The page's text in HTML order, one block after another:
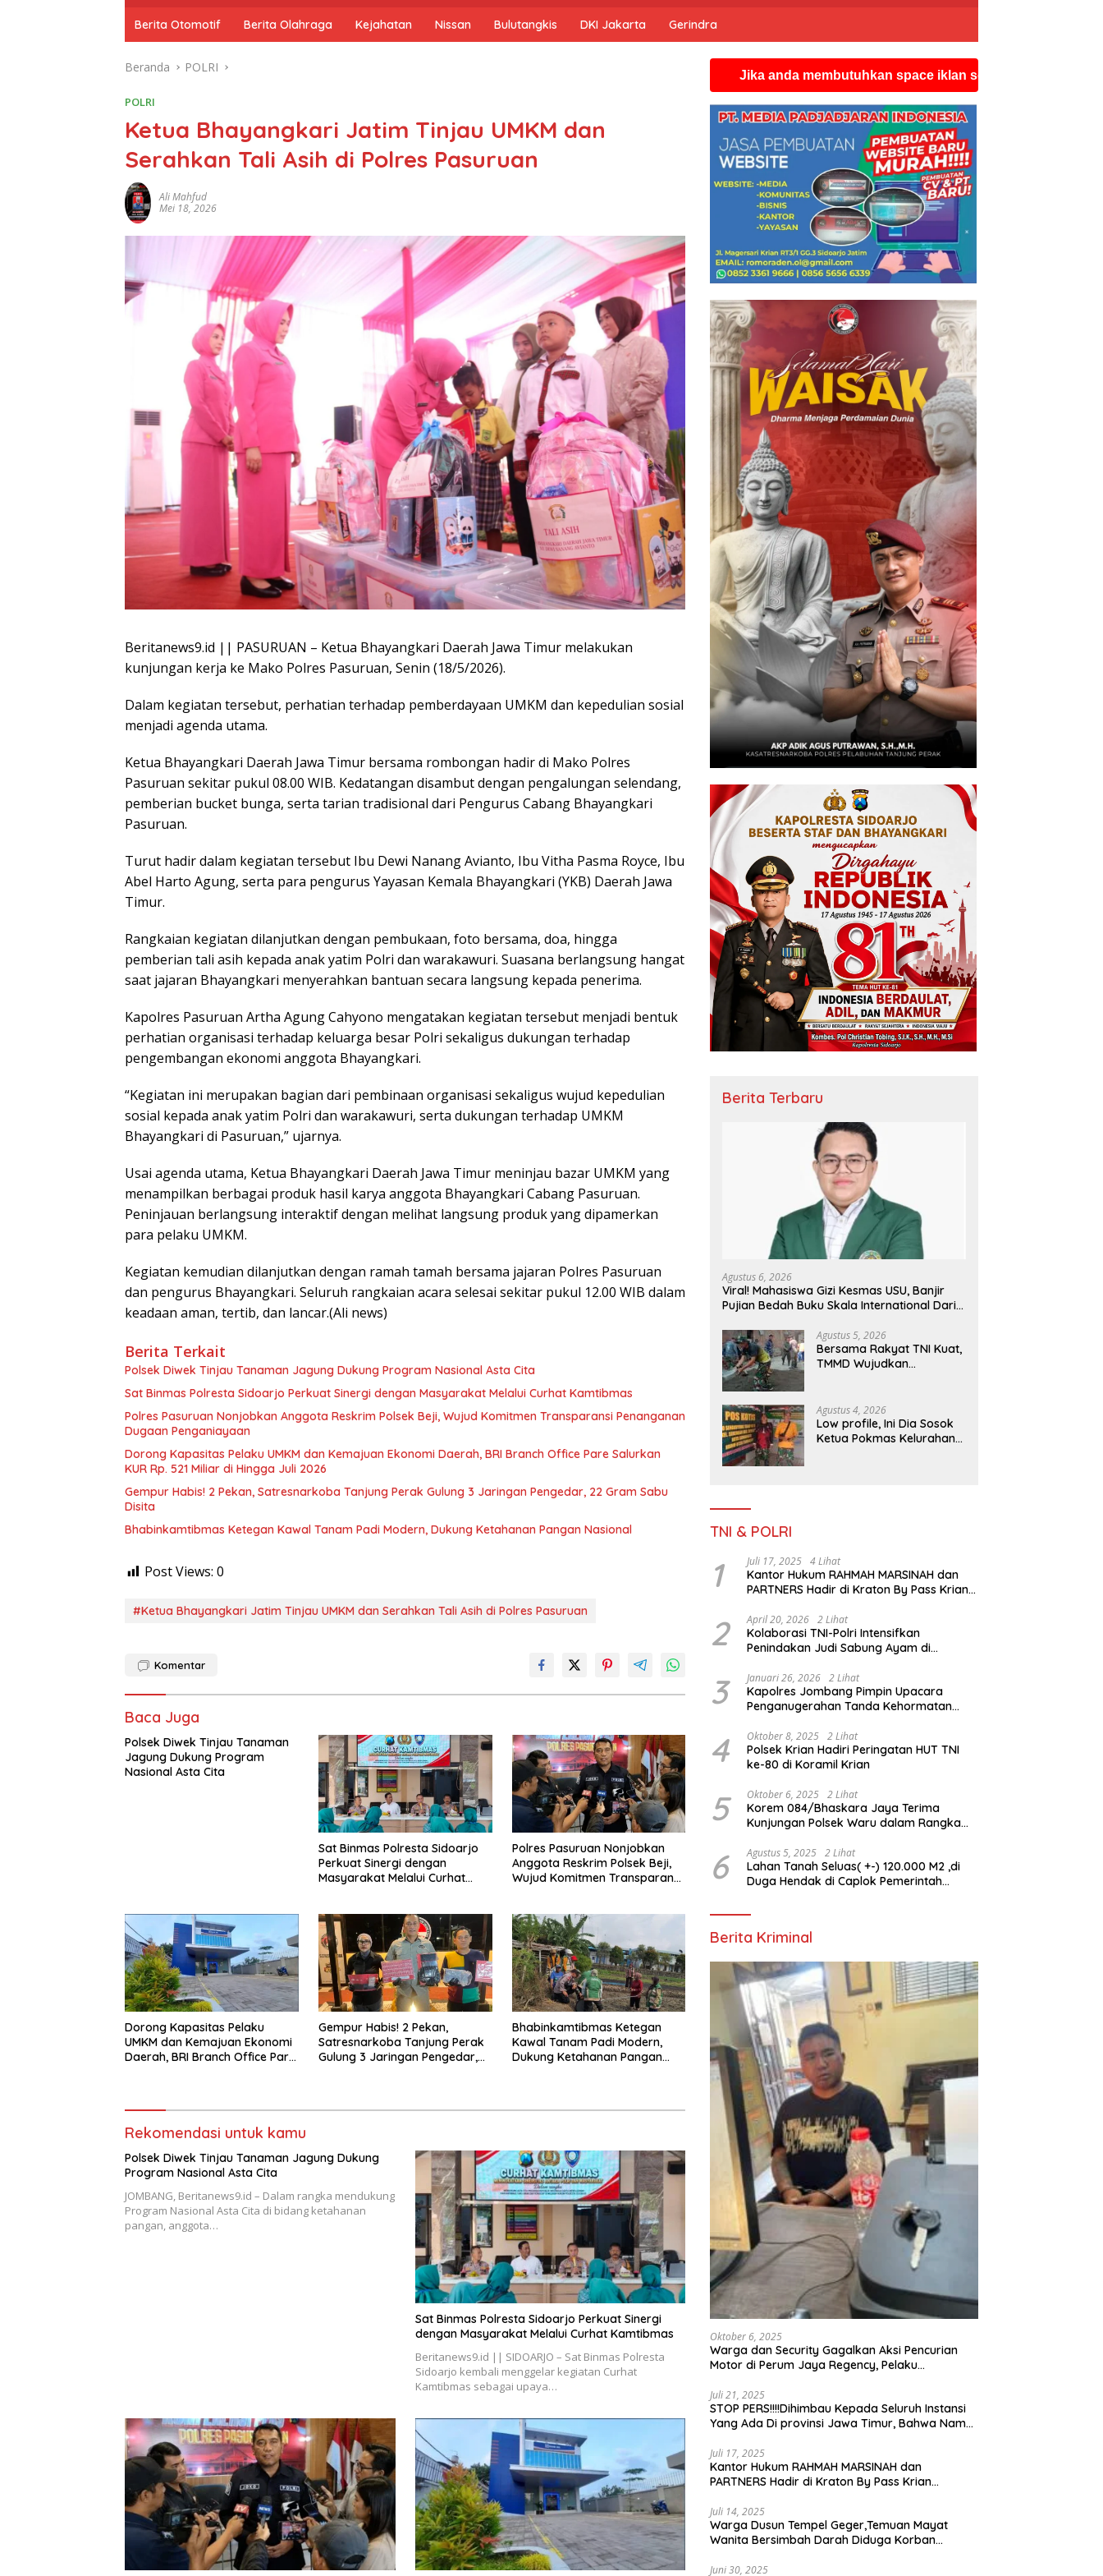
m
e
Berita Otomotif Berita Olahraga Kejahatan Nissan Bulutangkis DKI Jakarta Gerindra
Beranda POLRI
POLRI
Ketua Bhayangkari Jatim Tinjau UMKM dan
Serahkan Tali Asih di Polres Pasuruan
Ali Mahfud
Mei 18, 2026
Beritanews9.id || PASURUAN – Ketua Bhayangkari Daerah Jawa Timur melakukan
kunjungan kerja ke Mako Polres Pasuruan, Senin (18/5/2026).
Dalam kegiatan tersebut, perhatian terhadap pemberdayaan UMKM dan kepedulian sosial
menjadi agenda utama.
Ketua Bhayangkari Daerah Jawa Timur bersama rombongan hadir di Mako Polres
Pasuruan sekitar pukul 08.00 WIB. Kedatangan disambut dengan pengalungan selendang,
pemberian bucket bunga, serta tarian tradisional dari Pengurus Cabang Bhayangkari
Pasuruan.
Turut hadir dalam kegiatan tersebut Ibu Dewi Nanang Avianto, Ibu Vitha Pasma Royce, Ibu
Abel Harto Agung, serta para pengurus Yayasan Kemala Bhayangkari (YKB) Daerah Jawa
Timur.
Rangkaian kegiatan dilanjutkan dengan pembukaan, foto bersama, doa, hingga
pemberian tali asih kepada anak yatim Polri dan warakawuri. Suasana berlangsung hangat
saat jajaran Bhayangkari menyerahkan bantuan secara langsung kepada penerima.
Kapolres Pasuruan Artha Agung Cahyono mengatakan kegiatan tersebut menjadi bentuk
perhatian organisasi terhadap keluarga besar Polri sekaligus dukungan terhadap
pengembangan ekonomi anggota Bhayangkari.
“Kegiatan ini merupakan bagian dari pembinaan organisasi sekaligus wujud kepedulian
sosial kepada anak yatim Polri dan warakawuri, serta dukungan terhadap UMKM
Bhayangkari di Pasuruan,” ujarnya.
Usai agenda utama, Ketua Bhayangkari Daerah Jawa Timur meninjau bazar UMKM yang
menampilkan berbagai produk hasil karya anggota Bhayangkari Cabang Pasuruan.
Peninjauan berlangsung interaktif dengan melihat langsung produk yang dipamerkan
para pelaku UMKM.
Kegiatan kemudian dilanjutkan dengan ramah tamah bersama jajaran Polres Pasuruan
dan pengurus Bhayangkari. Seluruh rangkaian acara selesai sekitar pukul 12.00 WIB dalam
keadaan aman, tertib, dan lancar.(Ali news)
Berita Terkait
Polsek Diwek Tinjau Tanaman Jagung Dukung Program Nasional Asta Cita
Sat Binmas Polresta Sidoarjo Perkuat Sinergi dengan Masyarakat Melalui Curhat Kamtibmas
Polres Pasuruan Nonjobkan Anggota Reskrim Polsek Beji, Wujud Komitmen Transparansi Penanganan
Dugaan Penganiayaan
Dorong Kapasitas Pelaku UMKM dan Kemajuan Ekonomi Daerah, BRI Branch Office Pare Salurkan
KUR Rp. 521 Miliar di Hingga Juli 2026
Gempur Habis! 2 Pekan, Satresnarkoba Tanjung Perak Gulung 3 Jaringan Pengedar, 22 Gram Sabu
Disita
Bhabinkamtibmas Ketegan Kawal Tanam Padi Modern, Dukung Ketahanan Pangan Nasional
Post Views: 0
#Ketua Bhayangkari Jatim Tinjau UMKM dan Serahkan Tali Asih di Polres Pasuruan
Komentar
Baca Juga
Polsek Diwek Tinjau Tanaman
Jagung Dukung Program
Nasional Asta Cita
Sat Binmas Polresta Sidoarjo
Perkuat Sinergi dengan
Masyarakat Melalui Curhat
Polres Pasuruan Nonjobkan
Anggota Reskrim Polsek Beji,
Wujud Komitmen Transparansi
Dorong Kapasitas Pelaku
UMKM dan Kemajuan Ekonomi
Daerah, BRI Branch Office Pare
Gempur Habis! 2 Pekan,
Satresnarkoba Tanjung Perak
Gulung 3 Jaringan Pengedar,
Bhabinkamtibmas Ketegan
Kawal Tanam Padi Modern,
Dukung Ketahanan Pangan
Rekomendasi untuk kamu
Polsek Diwek Tinjau Tanaman Jagung Dukung
Program Nasional Asta Cita
JOMBANG, Beritanews9.id – Dalam rangka mendukung
Program Nasional Asta Cita di bidang ketahanan
pangan, anggota…
Sat Binmas Polresta Sidoarjo Perkuat Sinergi
dengan Masyarakat Melalui Curhat Kamtibmas
Beritanews9.id || SIDOARJO – Sat Binmas Polresta
Sidoarjo kembali menggelar kegiatan Curhat
Kamtibmas sebagai upaya…
Jika anda membutuhkan space iklan seperti ini silahkan hubungi
Berita Terbaru
Agustus 6, 2026
Viral! Mahasiswa Gizi Kesmas USU, Banjir
Pujian Bedah Buku Skala International Dari
Agustus 5, 2026
Bersama Rakyat TNI Kuat,
TMMD Wujudkan
Ketahanan Nasional di
Daerah.
Agustus 4, 2026
Low profile, Ini Dia Sosok
Ketua Pokmas Kelurahan
TNI & POLRI
1 Juli 17, 2025 4 Lihat
Kantor Hukum RAHMAH MARSINAH dan
PARTNERS Hadir di Kraton By Pass Krian
2 April 20, 2026 2 Lihat
Kolaborasi TNI-Polri Intensifkan
Penindakan Judi Sabung Ayam di
3 Januari 26, 2026 2 Lihat
Kapolres Jombang Pimpin Upacara
Penganugerahan Tanda Kehormatan
Polri
4 Oktober 8, 2025 2 Lihat
Polsek Krian Hadiri Peringatan HUT TNI
ke-80 di Koramil Krian
5 Oktober 6, 2025 2 Lihat
Korem 084/Bhaskara Jaya Terima
Kunjungan Polsek Waru dalam Rangka
6 Agustus 5, 2025 2 Lihat
Lahan Tanah Seluas( +-) 120.000 M2 ,di
Duga Hendak di Caplok Pemerintah
Berita Kriminal
Oktober 6, 2025
Warga dan Security Gagalkan Aksi Pencurian
Motor di Perum Jaya Regency, Pelaku
Juli 21, 2025
STOP PERS!!!!Dihimbau Kepada Seluruh Instansi
Yang Ada Di provinsi Jawa Timur, Bahwa Nama
Beritanews9.id
Juli 17, 2025
Kantor Hukum RAHMAH MARSINAH dan
PARTNERS Hadir di Kraton By Pass Krian
Juli 14, 2025
Warga Dusun Tempel Geger,Temuan Mayat
Wanita Bersimbah Darah Diduga Korban
Juni 30, 2025